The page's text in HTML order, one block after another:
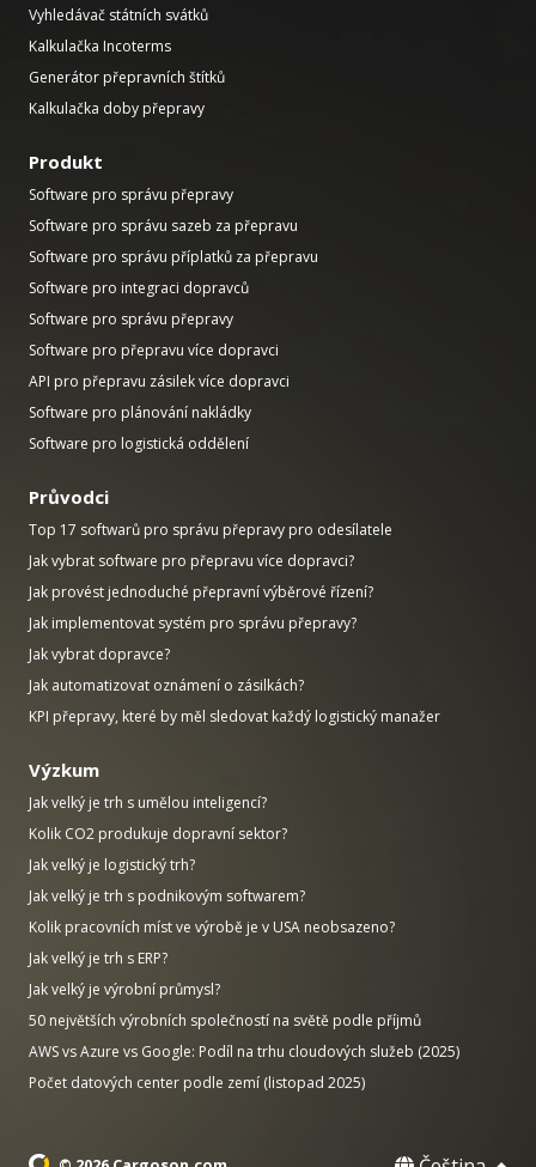
Vyhledávač státních svátků
Kalkulačka Incoterms
Generátor přepravních štítků
Kalkulačka doby přepravy
Produkt
Software pro správu přepravy
Software pro správu sazeb za přepravu
Software pro správu příplatků za přepravu
Software pro integraci dopravců
Software pro správu přepravy
Software pro přepravu více dopravci
API pro přepravu zásilek více dopravci
Software pro plánování nakládky
Software pro logistická oddělení
Průvodci
Top 17 softwarů pro správu přepravy pro odesílatele
Jak vybrat software pro přepravu více dopravci?
Jak provést jednoduché přepravní výběrové řízení?
Jak implementovat systém pro správu přepravy?
Jak vybrat dopravce?
Jak automatizovat oznámení o zásilkách?
KPI přepravy, které by měl sledovat každý logistický manažer
Výzkum
Jak velký je trh s umělou inteligencí?
Kolik CO2 produkuje dopravní sektor?
Jak velký je logistický trh?
Jak velký je trh s podnikovým softwarem?
Kolik pracovních míst ve výrobě je v USA neobsazeno?
Jak velký je trh s ERP?
Jak velký je výrobní průmysl?
50 největších výrobních společností na světě podle příjmů
AWS vs Azure vs Google: Podíl na trhu cloudových služeb (2025)
Počet datových center podle zemí (listopad 2025)